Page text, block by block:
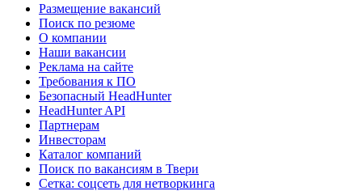
Размещение вакансий
Поиск по резюме
О компании
Наши вакансии
Реклама на сайте
Требования к ПО
Безопасный HeadHunter
HeadHunter API
Партнерам
Инвесторам
Каталог компаний
Поиск по вакансиям в Твери
Сетка: соцсеть для нетворкинга